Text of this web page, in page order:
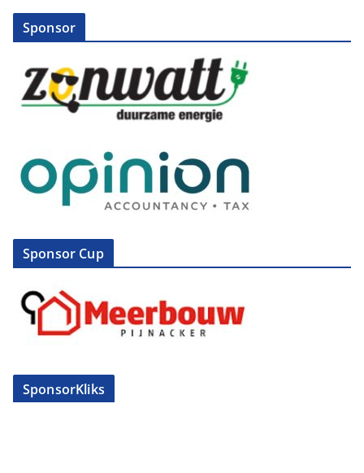
Sponsor
Sponsor Cup
SponsorKliks